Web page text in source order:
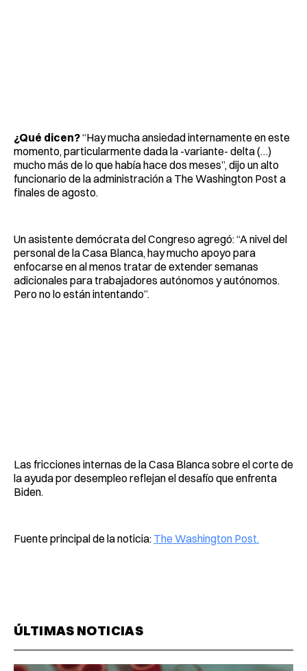
¿Qué dicen?“Hay mucha ansiedad internamente en este
momento, particularmente dada la -variante- delta (…)
mucho más de lo que había hace dos meses”, dijo un alto
funcionario de la administración a The Washington Post a
finales de agosto.
Un asistente demócrata del Congreso agregó: “A nivel del
personal de la Casa Blanca, hay mucho apoyo para
enfocarse en al menos tratar de extender semanas
adicionales para trabajadores autónomos y autónomos.
Pero no lo están intentando”.
Las fricciones internas de la Casa Blanca sobre el corte de
la ayuda por desempleo reflejan el desafío que enfrenta
Biden.
Fuente principal de la noticia: The Washington Post.
ÚLTIMAS NOTICIAS